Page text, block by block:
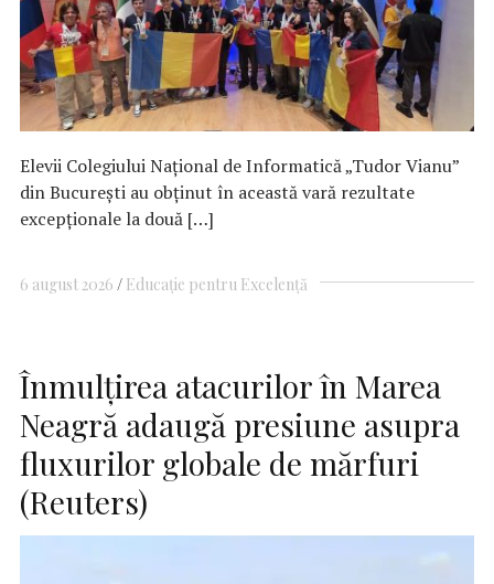
Elevii Colegiului Național de Informatică „Tudor Vianu”
din București au obținut în această vară rezultate
excepționale la două […]
6 august 2026 Educație pentru Excelență
Înmulțirea atacurilor în Marea
Neagră adaugă presiune asupra
fluxurilor globale de mărfuri
(Reuters)